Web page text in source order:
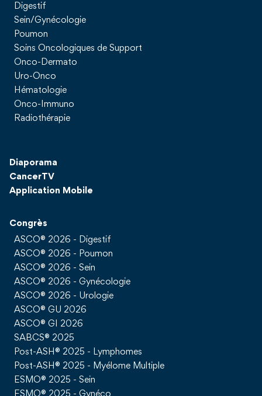
Digestif
Sein/Gynécologie
Poumon
Soins Oncologiques de Support
Onco-Dermato
Uro-Onco
Hématologie
Onco-Immuno
Radiothérapie
Diaporama
CancerTV
Application Mobile
Congrès
ASCO® 2026 - Digestif
ASCO® 2026 - Poumon
ASCO® 2026 - Sein
ASCO® 2026 - Gynécologie
ASCO® 2026 - Urologie
ASCO® GU 2026
ASCO® GI 2026
SABCS® 2025
Post-ASH® 2025 - Lymphomes
Post-ASH® 2025 - Myélome Multiple
ESMO® 2025 - Sein
ESMO® 2025 - Gynéco